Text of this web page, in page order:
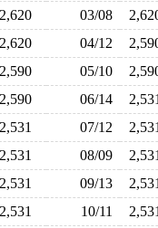
2,620 03/08
2,620 04/12
2,590 05/10
2,590 06/14
2,531 07/12
2,531 08/09
2,531 09/13
2,531 10/11